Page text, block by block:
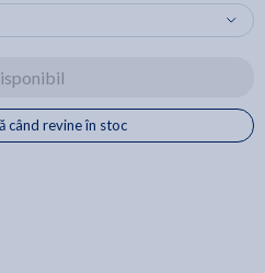
când revine în stoc